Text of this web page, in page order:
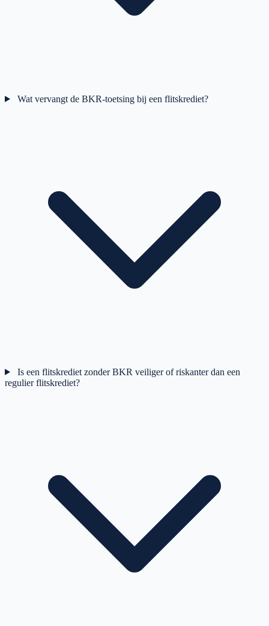
Wat vervangt de BKR-toetsing bij een flitskrediet?
Is een flitskrediet zonder BKR veiliger of riskanter dan een
regulier flitskrediet?